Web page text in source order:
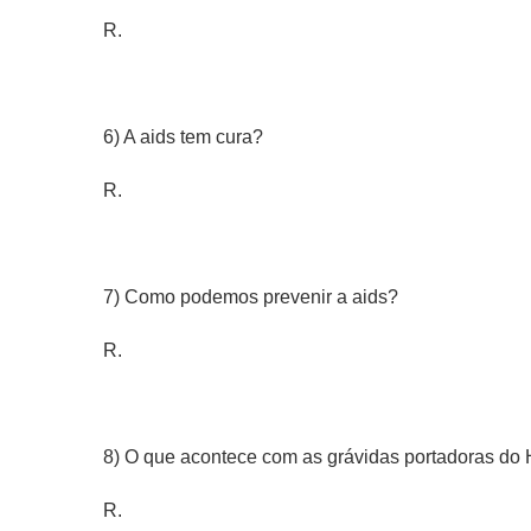
R.
6) A aids tem cura?
R.
7) Como podemos prevenir a aids?
R.
8) O que acontece com as grávidas portadoras do
R.